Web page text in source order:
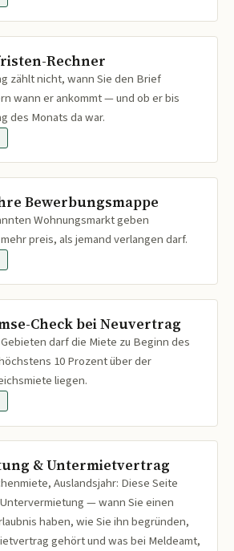
Rechner
zählt nicht, wann Sie den Brief
wann er ankommt — und ob er bis
des Monats da war.
Bewerbungsmappe
Wohnungsmarkt geben
preis, als jemand verlangen darf.
Check bei Neuvertrag
darf die Miete zu Beginn des
10 Prozent über der
liegen.
& Untermietvertrag
Auslandsjahr: Diese Seite
— wann Sie einen
haben, wie Sie ihn begründen,
gehört und was bei Meldeamt,